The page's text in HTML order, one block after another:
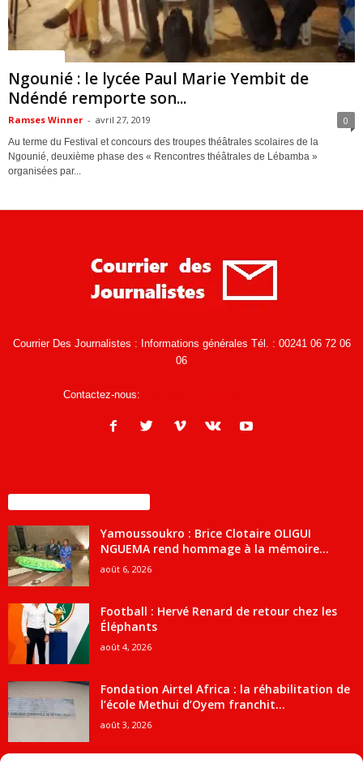
Ngounié : le lycée Paul Marie Yembit de
Ndéndé remporte son...
Ramses Winner - avril 27, 2019 0
Au terme du Festival et concours des troupes théâtrales scolaires de la
Ngounié, deuxième phase des « Rencontres théâtrales de Lébamba »
organisées par...
Courrier Des Journalistes : Informations générales Tél. : 00241 06 72 06
06
Contactez-nous:
Yamoussoukro : Brice Clotaire OLIGUI
NGUEMA rend hommage à la mémoire...
août 6, 2026
Football : Hervé Renard de retour chez les
Éléphants
août 4, 2026
Fondation Airtel Africa : la réhabilitation de
l’école Methui d’Oyem franchit...
août 3, 2026